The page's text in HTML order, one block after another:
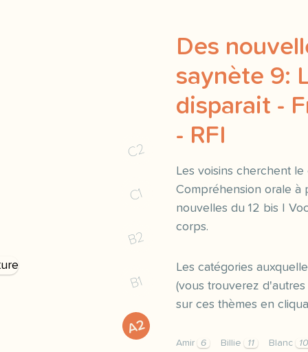
C2
C1
B2
B1
A2
Des
saynète 9:
disparait -
- RFI
Les voisins cherchent le
Compréhension orale à
nouvelles du 12 bis |
corps.
Les catégories
(vous trouverez
sur ces thèmes en
Amir 6 Billie 11 Blanc
10